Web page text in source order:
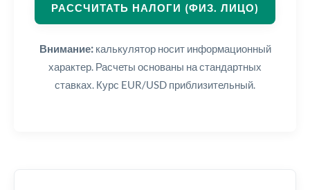
РАССЧИТАТЬ НАЛОГИ (ФИЗ. ЛИЦО)
Внимание:калькулятор носит информационный
характер. Расчеты основаны на стандартных
ставках. Курс EUR/USD приблизительный.